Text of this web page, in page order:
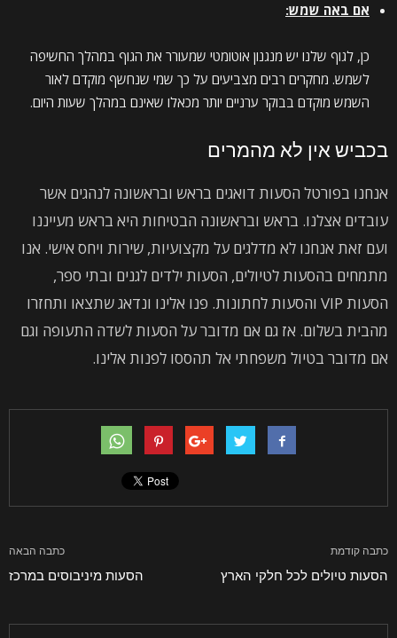
אם באה שמש:
כן, לגוף שלנו יש מנגנון אוטומטי שמעורר את הגוף במהלך החשיפה
לשמש. מחקרים רבים מצביעים על כך שמי שנחשף מוקדם לאור
השמש מוקדם בבוקר ערניים יותר מכאלו שאינם במהלך שעות היום.
בכביש אין לא מהמרים
אנחנו בפורטל הסעות דואגים בראש ובראשונה לנהגים אשר
עובדים אצלנו. בראש ובראשונה הבטיחות היא בראש מעייננו
ועם זאת אנחנו לא מדלגים על מקצועיות, שירות ויחס אישי. אנו
מתמחים בהסעות לטיולים, הסעות ילדים לגנים ובתי ספר,
הסעות VIP והסעות לחתונות. פנו אלינו ונדאג שתצאו ותחזרו
מהבית בשלום. אז גם אם מדובר על הסעות לשדה התעופה וגם
אם מדובר בטיול משפחתי אל תהססו לפנות אלינו.
כתבה קודמת
הסעות טיולים לכל חלקי הארץ
כתבה הבאה
הסעות מיניבוסים במרכז